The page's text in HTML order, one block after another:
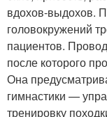
вдохов-выдохов.
головокружений
пациентов.
после которого
Она
гимнастики —
тренировку